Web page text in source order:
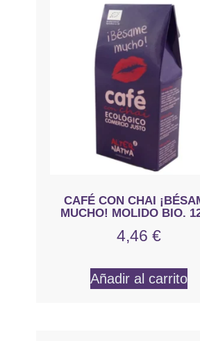
CAFÉ CON CHAI
MUCHO! MOLIDO BIO.
4,46 €
Añadir al carrito